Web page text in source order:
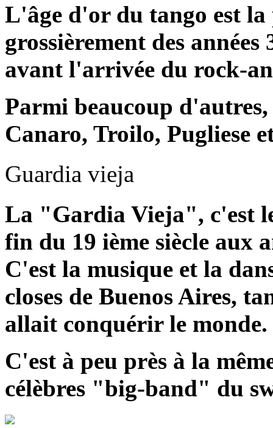
L'âge d'or du tango est
grossièrement des
avant l'arrivée du rock-
Parmi beaucoup
Canaro, Troilo, Pugliese
Guardia vieja
La "Gardia Vieja", c'est
fin du 19 ième siècle aux
C'est la musique et la
closes de Buenos Aires,
allait conquérir le monde.
C'est à peu près à la
célèbres "big-band" du